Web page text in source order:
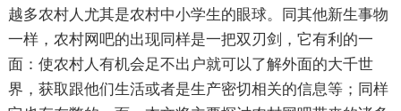
越多农村人尤其是农村中小学生的眼球。同其他新生事物
一样，农村网吧的出现同样是一把双刃剑，它有利的一
面：使农村人有机会足不出户就可以了解外面的大千世
界，获取跟他们生活或者是生产密切相关的信息等；同样